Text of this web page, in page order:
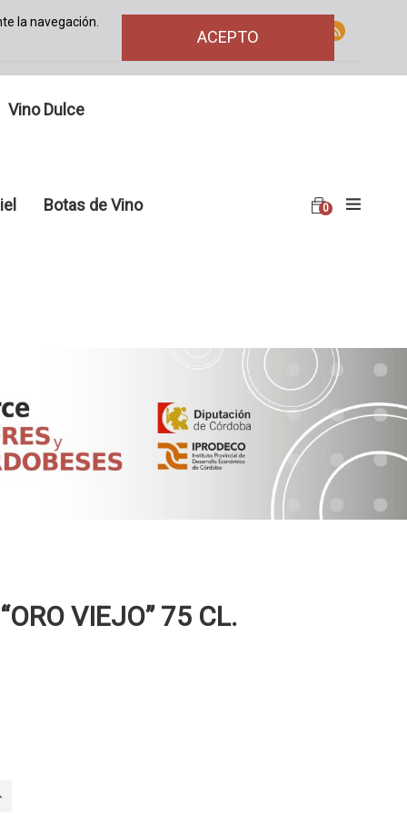
la navegación.
ACEPTO
Vino Dulce
Botas de Vino 0
VIEJO” 75 CL.